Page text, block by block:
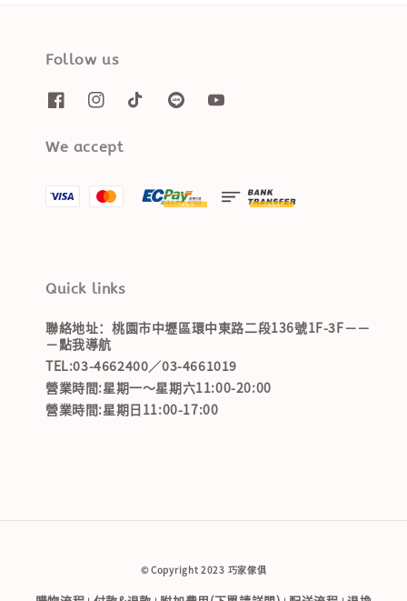
Follow us
We accept
Quick links
聯絡地址：桃園市中壢區環中東路二段136號1F-3F－－
－點我導航
TEL:03-4662400／03-4661019
營業時間:星期一～星期六11:00-20:00
營業時間:星期日11:00-17:00
© Copyright 2023 巧家傢俱